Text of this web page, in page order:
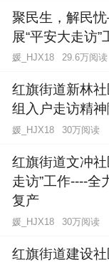
聚民生，解民
展“平安大走访”
媛_HJX18 29.6万阅读
红旗街道新林社
组入户走访精
媛_HJX18 30万阅读
红旗街道文冲
走访”工作----全
复产
媛_HJX18 30万阅读
红旗街道建设